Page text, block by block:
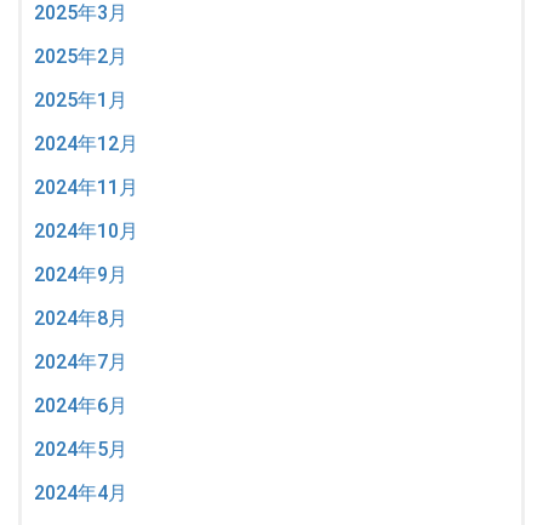
2025年3月
2025年2月
2025年1月
2024年12月
2024年11月
2024年10月
2024年9月
2024年8月
2024年7月
2024年6月
2024年5月
2024年4月